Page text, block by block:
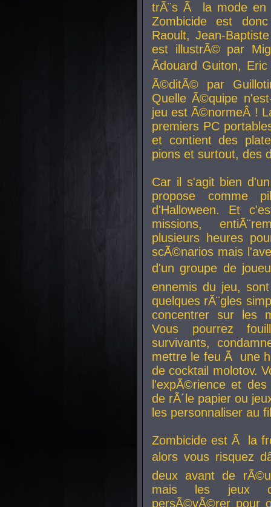
trÃ¨s Ã la mode en
Zombicide est
Raoult, Jean-
est illustrÃ© par
Ãdouard Guiton,
Ã©ditÃ© par
Quelle Ã©quipe
jeu est Ã©normeÂ !
premiers PC
et contient des
pions et surtout, des
Car il s'agit bien
propose comme
d'Halloween. Et
missions,
plusieurs heures
scÃ©narios mais
d'un groupe de
ennemis du jeu,
quelques rÃ¨gles
concentrer sur les
Vous pourrez
survivants,
mettre le feu Ã une
de cocktail molotov.
l'expÃ©rience et
de rÃ´le papier ou
les personnaliser au
Zombicide est Ã la
alors vous risquez
deux avant de
mais les jeux
persÃ©vÃ©rer pour